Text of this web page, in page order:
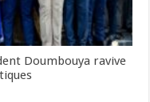
Doumbouya ravive